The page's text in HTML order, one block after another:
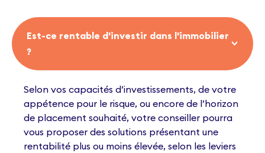
Est-ce rentable d'investir dans l'immobilier
?
Selon vos capacités d’investissements, de votre
appétence pour le risque, ou encore de l’horizon
de placement souhaité, votre conseiller pourra
vous proposer des solutions présentant une
rentabilité plus ou moins élevée, selon les leviers